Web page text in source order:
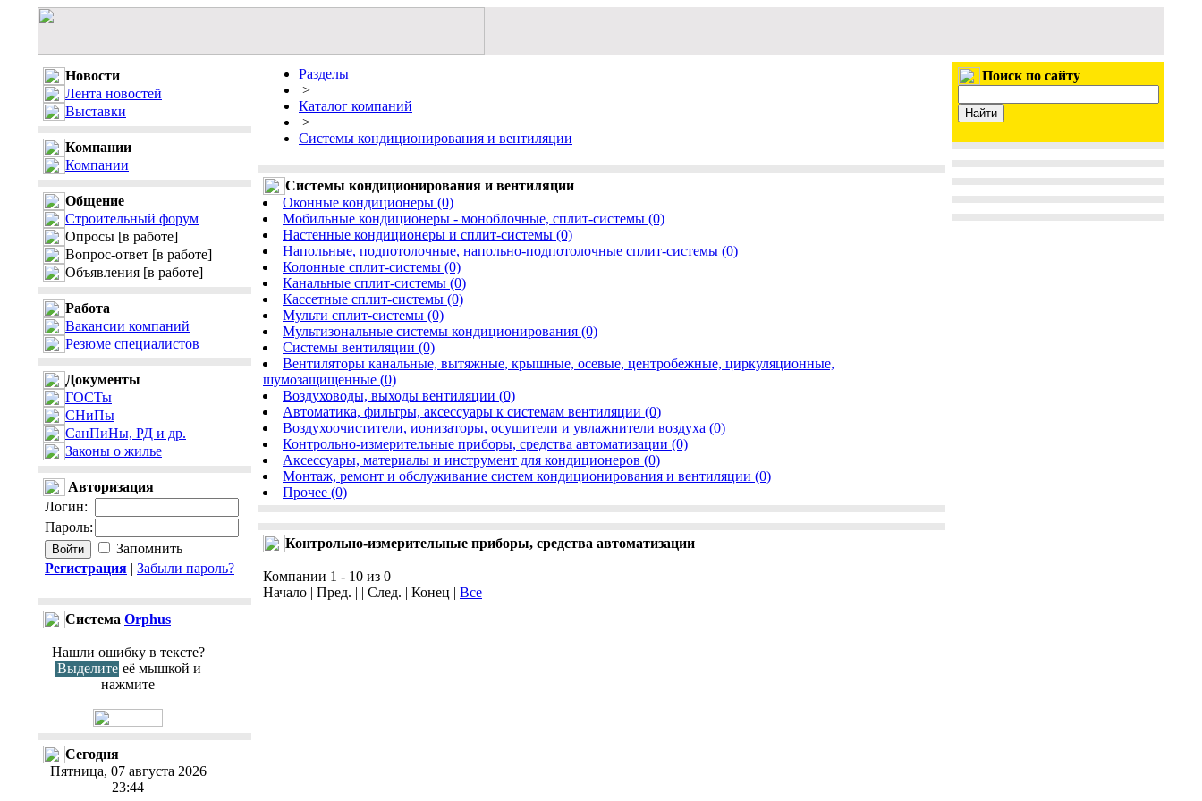
Новости
Лента новостей
Выставки
Компании
Компании
Общение
Строительный форум
Опросы [в работе]
Вопрос-ответ [в работе]
Объявления [в работе]
Работа
Вакансии компаний
Резюме специалистов
Документы
ГОСТы
СНиПы
СанПиНы, РД и др.
Законы о жилье
Авторизация
Логин:
Пароль:
Запомнить
Регистрация | Забыли пароль?
Cистема Orphus
Нашли ошибку в тексте?
Выделите её мышкой и
нажмите
Сегодня
Пятница, 07 августа 2026
23:44
Разделы
>
Каталог компаний
>
Системы кондиционирования и вентиляции
Системы кондиционирования и вентиляции
Оконные кондиционеры (0)
Мобильные кондиционеры - моноблочные, сплит-системы (0)
Настенные кондиционеры и сплит-системы (0)
Напольные, подпотолочные, напольно-подпотолочные сплит-системы (0)
Колонные сплит-системы (0)
Канальные сплит-системы (0)
Кассетные сплит-системы (0)
Мульти сплит-системы (0)
Мультизональные системы кондиционирования (0)
Системы вентиляции (0)
Вентиляторы канальные, вытяжные, крышные, осевые, центробежные, циркуляционные,
шумозащищенные (0)
Воздуховоды, выходы вентиляции (0)
Автоматика, фильтры, аксессуары к системам вентиляции (0)
Воздухоочистители, ионизаторы, осушители и увлажнители воздуха (0)
Контрольно-измерительные приборы, средства автоматизации (0)
Аксессуары, материалы и инструмент для кондиционеров (0)
Монтаж, ремонт и обслуживание систем кондиционирования и вентиляции (0)
Прочее (0)
Контрольно-измерительные приборы, средства автоматизации
Компании 1 - 10 из 0
Начало | Пред. | | След. | Конец | Все
Поиск по сайту